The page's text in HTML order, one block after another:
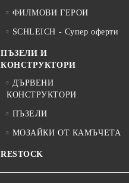
ФИЛМОВИ ГЕРОИ
SCHLEICH - Супер оферти
ПЪЗЕЛИ И
КОНСТРУКТОРИ
ДЪРВЕНИ
КОНСТРУКТОРИ
ПЪЗЕЛИ
МОЗАЙКИ ОТ КАМЪЧЕТА
RESTOCK